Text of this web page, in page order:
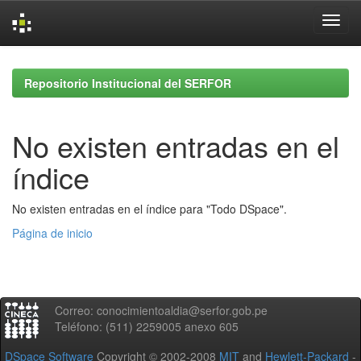
navigationRepositorio Institucional del SERFOR
No existen entradas en el
índice
No existen entradas en el índice para "Todo DSpace".
Página de inicio
Correo: conocimientoaldia@serfor.gob.pe
Teléfono: (511) 2259005 anexo 605
DSpace Software Copyright © 2002-2008 MIT and Hewlett-Packard -